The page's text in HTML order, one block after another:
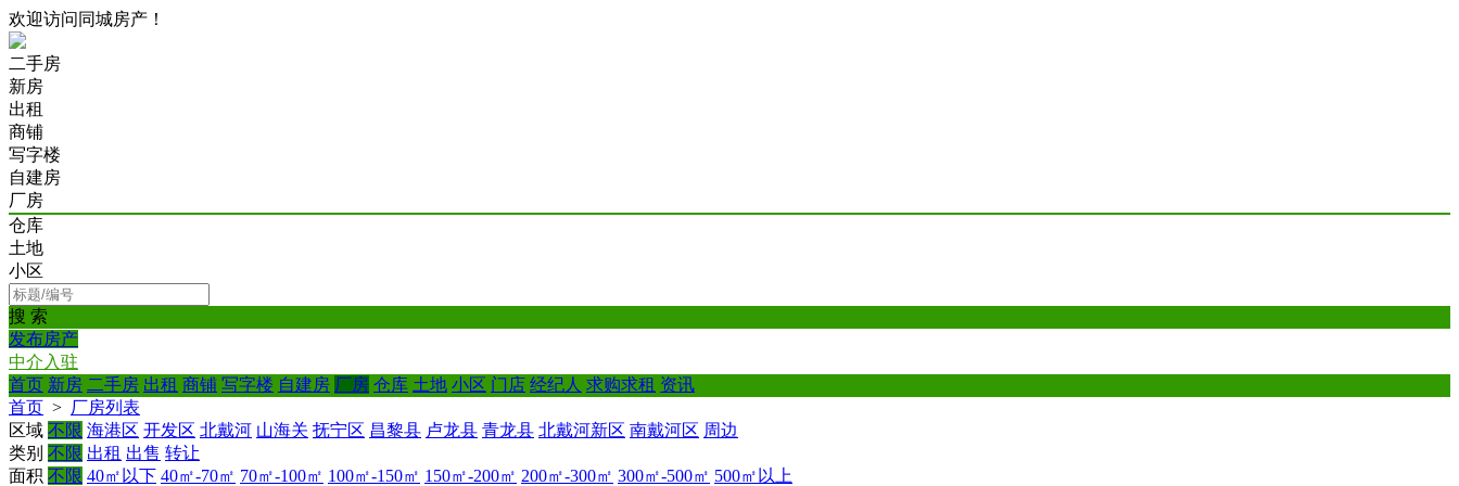
欢迎访问同城房产！
二手房
新房
出租
商铺
写字楼
自建房
厂房
仓库
土地
小区
搜 索
发布房产
中介入驻
首页 新房 二手房 出租 商铺 写字楼 自建房 厂房 仓库 土地 小区 门店 经纪人 求购求租 资讯
首页 > 厂房列表
区域 不限 海港区 开发区 北戴河 山海关 抚宁区 昌黎县 卢龙县 青龙县 北戴河新区 南戴河区 周边
类别 不限 出租 出售 转让
面积 不限 40㎡以下 40㎡-70㎡ 70㎡-100㎡ 100㎡-150㎡ 150㎡-200㎡ 200㎡-300㎡ 300㎡-500㎡ 500㎡以上